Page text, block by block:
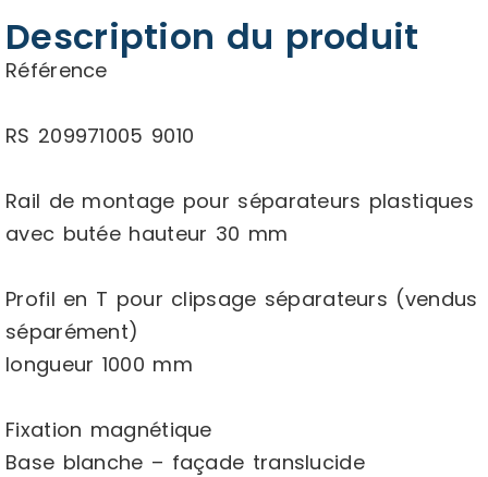
Description du produit
Référence
RS 209971005 9010
Rail de montage pour séparateurs plastiques
avec butée hauteur 30 mm
Profil en T pour clipsage séparateurs (vendus
séparément)
longueur 1000 mm
Fixation magnétique
Base blanche – façade translucide